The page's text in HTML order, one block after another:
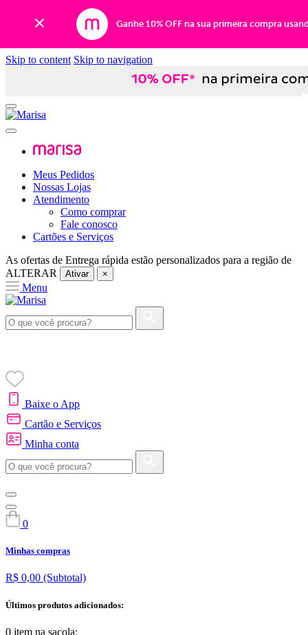
Ganhe 10% OFF na sua primeira compra
Skip to content Skip to navigation
Meus Pedidos
Nossas Lojas
Atendimento
Como comprar
Fale conosco
Cartões e Serviços
As ofertas de Entrega rápida estão personalizados para a região de
ALTERAR
Ativar ×
Menu
Baixe o App
Cartão e Serviços
Minha conta
0
Minhas compras
R$ 0,00 (Subtotal)
Últimos produtos adicionados:
0 item na sacola: